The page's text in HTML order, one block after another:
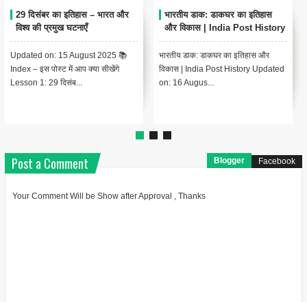
प्रजामण्डल आन्दोलन: भारतीय
स्वतंत्रता संग्राम की महत्वपूर्ण कड़ी
भारतीय स्वतंत्रता संग्राम के इतिहास में
प्रजामण्डल आन्दोलन का एक विशिष्ट स्थान
है। यह आन्दोलन भारतीय...
खेड़ा सत्याग्रह- एक किसान आन्दोलन
1918
खेड़ा सत्याग्रह क्या है ? चंपारण के किसान
आन्दोलन के बाद खेड़ा (गुजरात) में भी 1918
ई. में एक किसान आ...
Post a Comment Blogger Facebook
Your Comment Will be Show after Approval , Thanks